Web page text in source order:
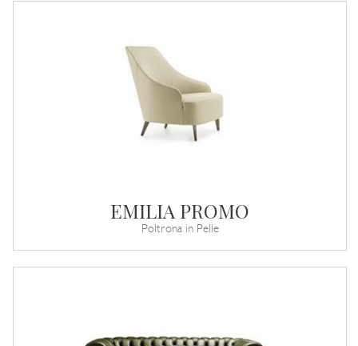
EMILIA PROMO
Poltrona in Pelle